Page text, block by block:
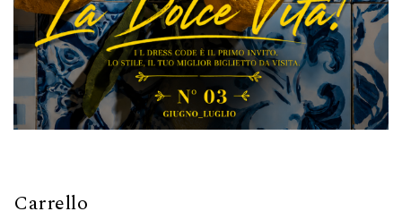
Carrello